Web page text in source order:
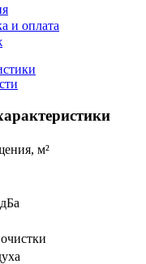
и оплата
м²